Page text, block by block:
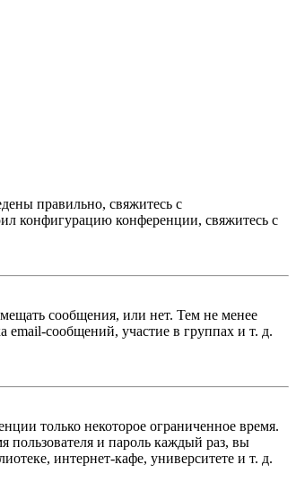
правильно, свяжитесь с
конфигурацию конференции, свяжитесь с
сообщения, или нет. Тем не менее
сообщений, участие в группах и т. д.
только некоторое ограниченное время.
пользователя и пароль каждый раз, вы
интернет-кафе, университете и т. д.